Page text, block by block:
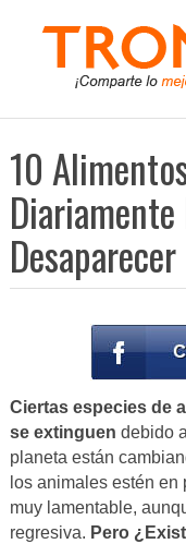
10
Ciertas especies de
se extinguen debido
planeta están
los animales estén
muy lamentable,
regresiva. Pero